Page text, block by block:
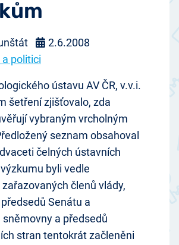
2.6.2008
politici
ústavu AV ČR, v.v.i.
šetření zjišťovalo, zda
vybraným vrcholným
seznam obsahoval
čelných ústavních
byli vedle
členů vlády,
Senátu a
sněmovny a předsedů
stran tentokrát začleněni